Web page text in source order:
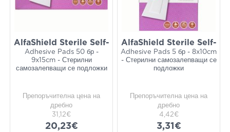
AlfaShield Sterile Self-
Adhesive Pads 50 бр -
9x15cm - Стерилни
самозалепващи се подложки
Препоръчителна цена на
дребно
31,12€
20,23€
AlfaShield Sterile Self-
Adhesive Pads 5 бр - 8x10cm
- Стерилни самозалепващи се
подложки
Препоръчителна цена на
дребно
4,42€
3,31€